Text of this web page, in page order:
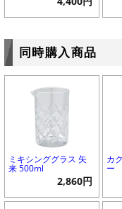
同時購入商品
ミキシンググラス 矢
来 500ml
2,860円
カ
ー